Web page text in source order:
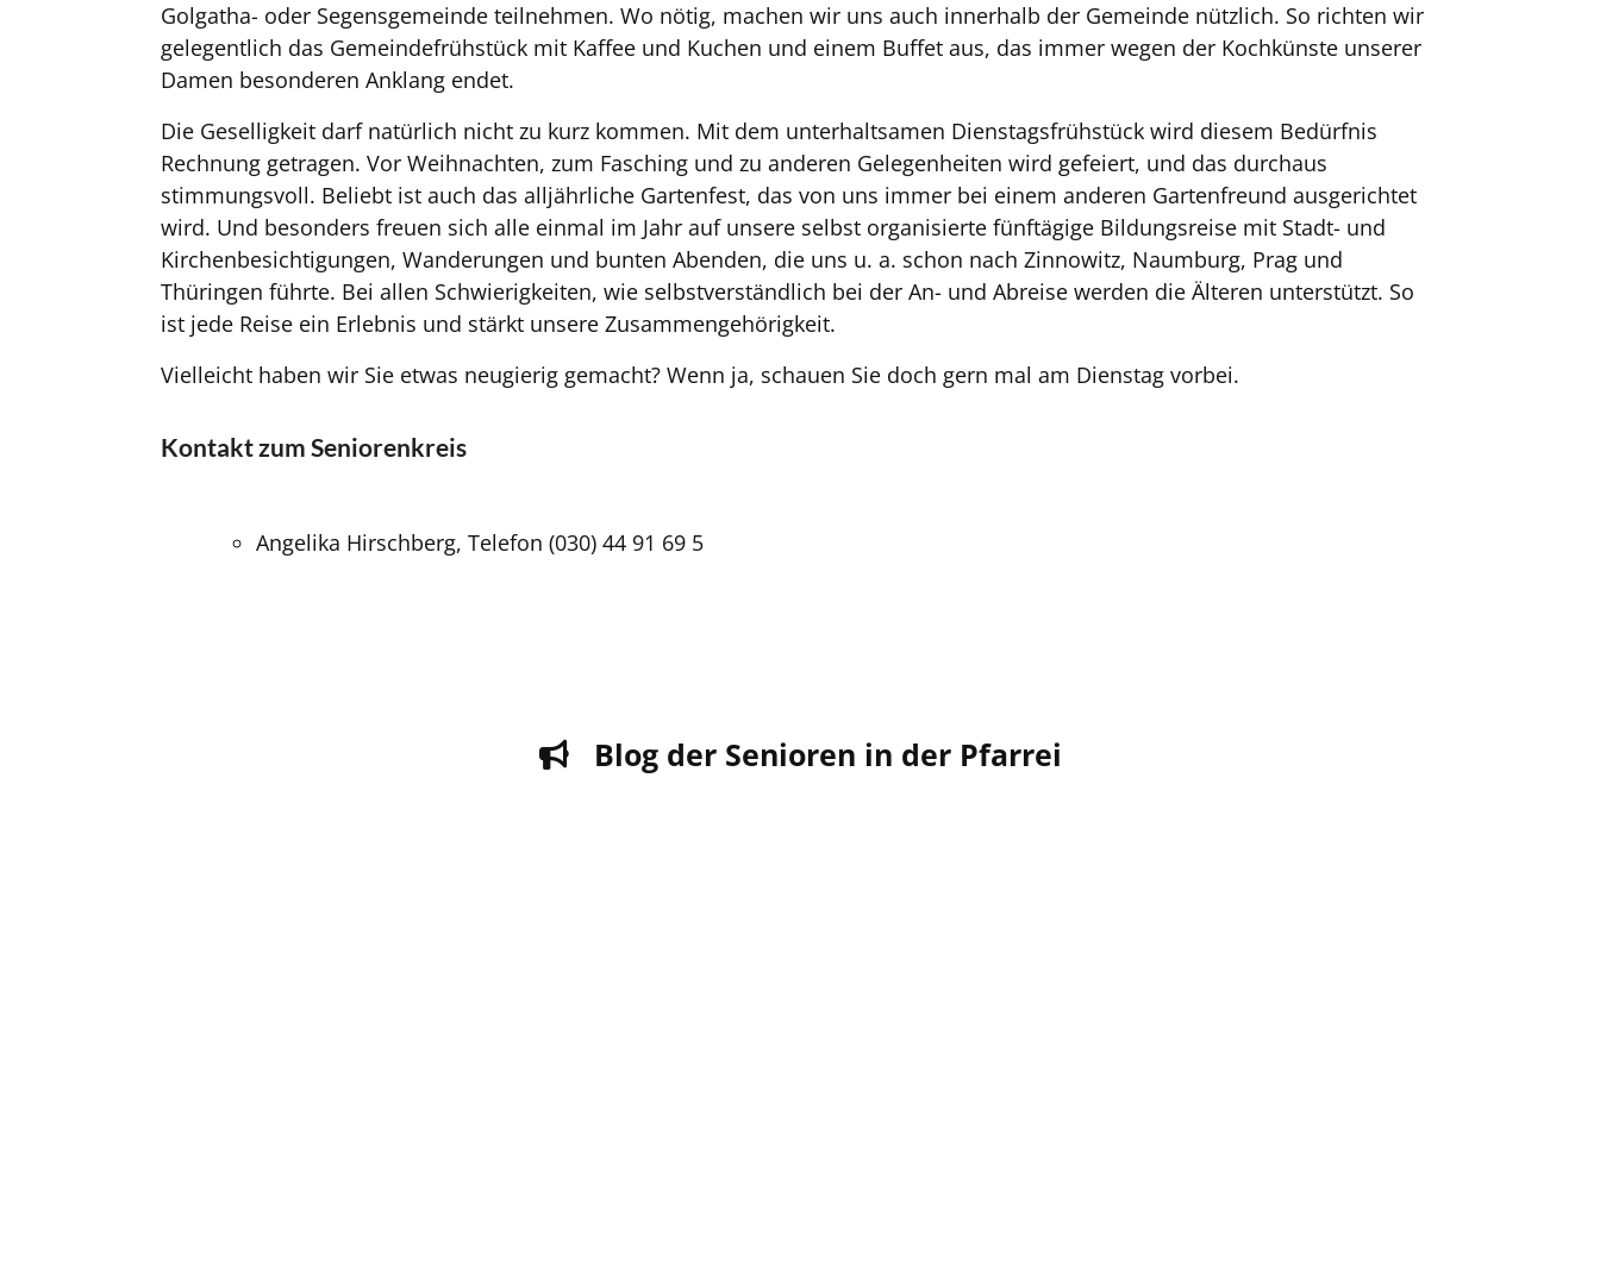
Golgatha- oder Segensgemeinde teilnehmen. Wo nötig, machen wir uns auch innerhalb der Gemeinde nützlich. So richten wir
gelegentlich das Gemeindefrühstück mit Kaffee und Kuchen und einem Buffet aus, das immer wegen der Kochkünste unserer
Damen besonderen Anklang endet.
Die Geselligkeit darf natürlich nicht zu kurz kommen. Mit dem unterhaltsamen Dienstagsfrühstück wird diesem Bedürfnis
Rechnung getragen. Vor Weihnachten, zum Fasching und zu anderen Gelegenheiten wird gefeiert, und das durchaus
stimmungsvoll. Beliebt ist auch das alljährliche Gartenfest, das von uns immer bei einem anderen Gartenfreund ausgerichtet
wird. Und besonders freuen sich alle einmal im Jahr auf unsere selbst organisierte fünftägige Bildungsreise mit Stadt- und
Kirchenbesichtigungen, Wanderungen und bunten Abenden, die uns u. a. schon nach Zinnowitz, Naumburg, Prag und
Thüringen führte. Bei allen Schwierigkeiten, wie selbstverständlich bei der An- und Abreise werden die Älteren unterstützt. So
ist jede Reise ein Erlebnis und stärkt unsere Zusammengehörigkeit.
Vielleicht haben wir Sie etwas neugierig gemacht? Wenn ja, schauen Sie doch gern mal am Dienstag vorbei.
Kontakt zum Seniorenkreis
Angelika Hirschberg, Telefon (030) 44 91 69 5
Blog der Senioren in der Pfarrei